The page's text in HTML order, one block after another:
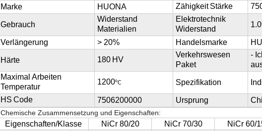
Marke
HUONA Zähigkeit Stärke
Gebrauch
Widerstand
Materialien
Elektrotechnik
Widerstand
Verlängerung > 20% Handelsmarke
Härte 180 HV
Verkehrswesen
Paket
-
Maximal Arbeiten
Temperatur
1200°C Spezifikation
HS Code 7506200000 Ursprung
Chemische Zusammensetzung und Eigenschaften:
Eigenschaften/Klasse NiCr 80/20 NiCr 70/30 NiCr 60/